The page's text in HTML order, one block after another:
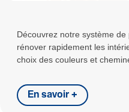
Découvrez notre système
rénover rapidement les
choix des couleurs et
En savoir +